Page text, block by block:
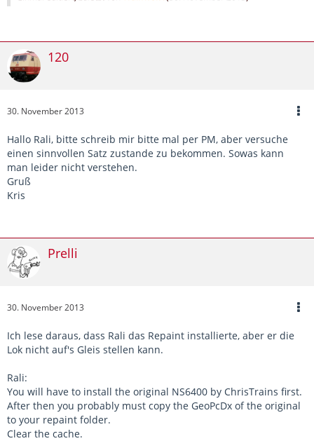
120
30. November 2013
Hallo Rali, bitte schreib mir bitte mal per PM, aber versuche
einen sinnvollen Satz zustande zu bekommen. Sowas kann
man leider nicht verstehen.
Gruß
Kris
Prelli
30. November 2013
Ich lese daraus, dass Rali das Repaint installierte, aber er die
Lok nicht auf's Gleis stellen kann.
Rali:
You will have to install the original NS6400 by ChrisTrains first.
After then you probably must copy the GeoPcDx of the original
to your repaint folder.
Clear the cache.